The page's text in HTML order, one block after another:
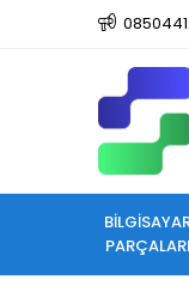
PARÇALARI